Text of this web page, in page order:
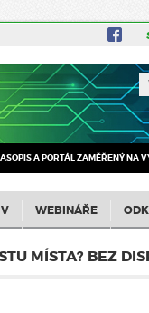
A PORTÁL ZAMĚŘENÝ NA
WEBINÁŘE
MÍSTA? BEZ